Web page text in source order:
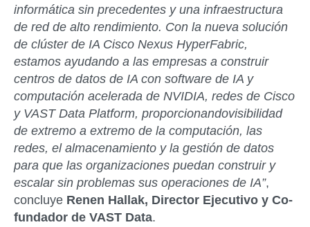
informática sin precedentes y una infraestructura
de red de alto rendimiento. Con la nueva solución
de clúster de IA Cisco Nexus HyperFabric,
estamos ayudando a las empresas a construir
centros de datos de IA con software de IA y
computación acelerada de NVIDIA, redes de Cisco
y VAST Data Platform, proporcionandovisibilidad
de extremo a extremo de la computación, las
redes, el almacenamiento y la gestión de datos
para que las organizaciones puedan construir y
escalar sin problemas sus operaciones de IA”,
concluye Renen Hallak, Director Ejecutivo y Co-
fundador de VAST Data.